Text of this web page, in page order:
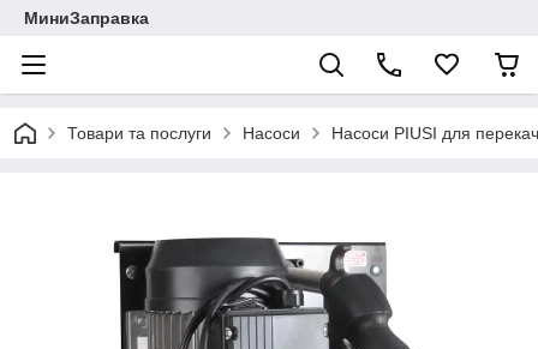
МиниЗаправка
Товари та послуги Насоси Насоси PIUSI для